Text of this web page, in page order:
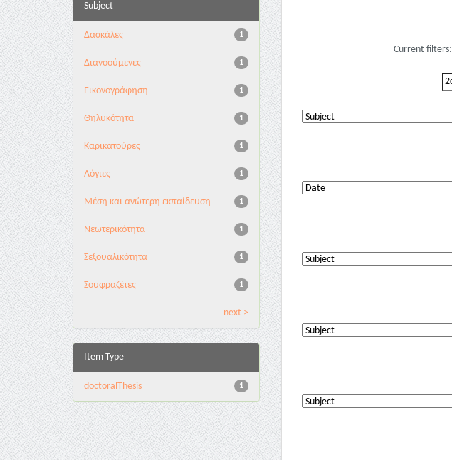
Subject
1
Δασκάλες
1
Διανoούμενες
1
Εικονογράφηση
1
Θηλυκότητα
1
Καρικατούρες
1
Λόγιες
1
Μέση και ανώτερη εκπαίδευση
1
Νεωτερικότητα
1
Σεξουαλικότητα
1
Σουφραζέτες
next >
Item Type
1
doctoralThesis
Current filters: